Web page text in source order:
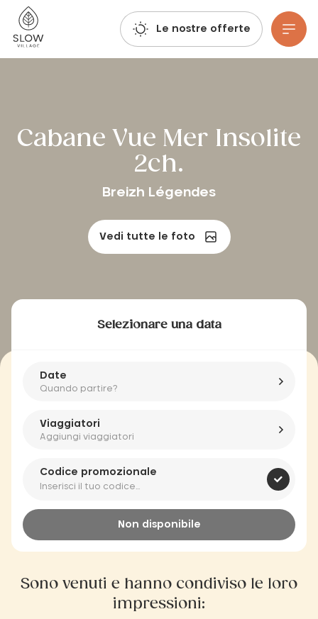
Respirate, immaginate, prenotate: le prenotazioni per l'estate 2027 sono già aperte!
Le nostre offerte
Cabane Vue Mer Insolite
2ch.
Breizh Légendes
Vedi tutte le foto
Selezionare una data
Date
Quando partire?
Viaggiatori
Aggiungi viaggiatori
Codice promozionale
Non disponibile
Sono venuti e hanno condiviso le loro
impressioni: